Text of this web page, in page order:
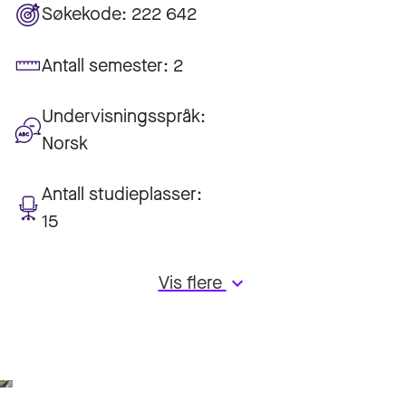
Søkekode: 222 642
Antall semester: 2
Undervisningsspråk:
Norsk
Antall studieplasser:
15
Vis flerekeyboard_arrow_down